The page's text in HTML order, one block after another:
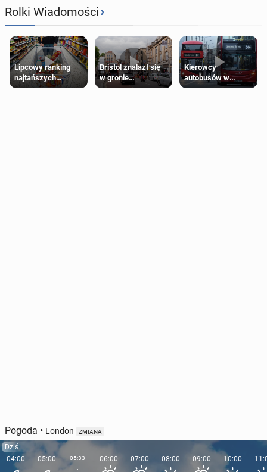
Rolki Wiadomości›
Lipcowy ranking
najtańszych
supermarketów
Bristol znalazł się
w gronie
najlepszych
Kierowcy
autobusów w
Londynie
Pogoda • London ZMIANA
Dziś
04:00
05:00 05:33 06:00 07:00 08:00 09:00 10:00